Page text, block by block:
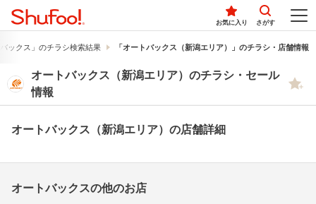
お気に入り さがす
ックス」のチラシ検索結果 「オートバックス（新潟エリア）」のチラシ・店舗情報
オートバックス（新潟エリア）のチラシ・セール
情報
オートバックス（新潟エリア）の店舗詳細
オートバックスの他のお店